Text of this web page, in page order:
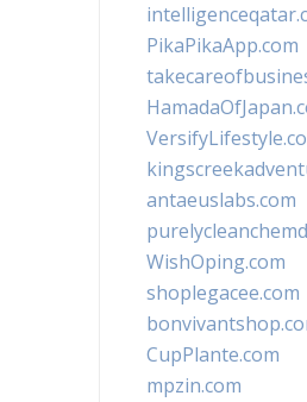
PikaPikaApp.com
antaeuslabs.com
WishOping.com
shoplegacee.com
CupPlante.com
mpzin.com